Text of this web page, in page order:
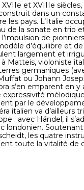
et XVIIIe siècles,
dans un
les pays. L’Italie
de la sonate en trio
de
d’équilibre et
largement et
Matteis, violoniste
germaniques
ou Johann
s’en emparent en
par le
italien va d’ailleurs
: avec Händel, il
londonien.
les quatre
toute la vitalité de